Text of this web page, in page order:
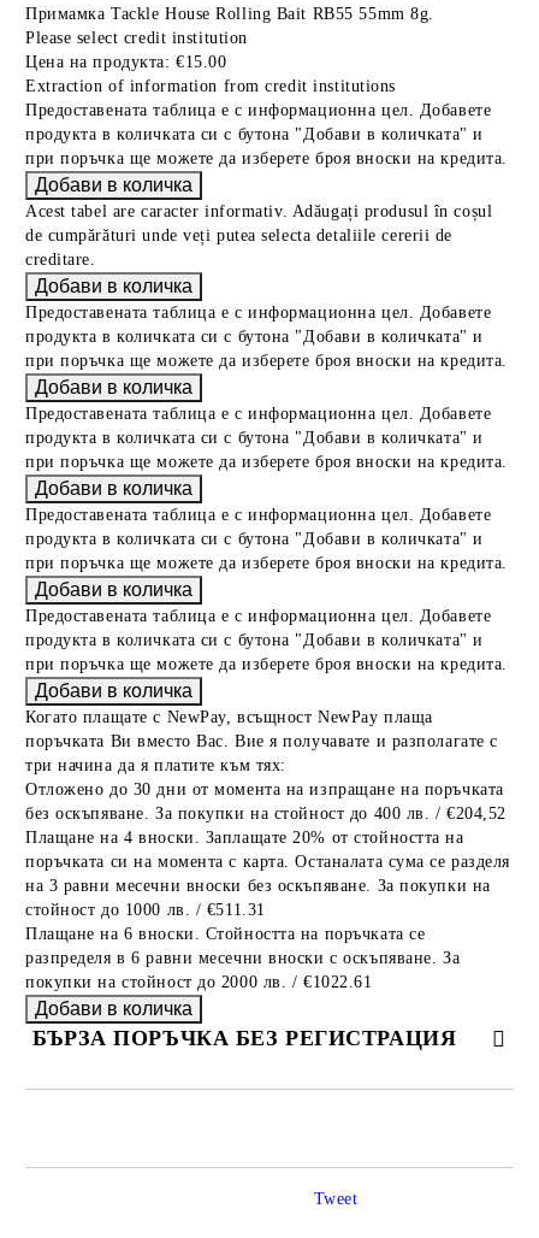
Примамка Tackle House Rolling Bait RB55 55mm 8g.
Please select credit institution
Цена на продукта: €15.00
Extraction of information from credit institutions
Предоставената таблица е с информационна цел. Добавете
продукта в количката си с бутона "Добави в количката" и
при поръчка ще можете да изберете броя вноски на кредита.
Acest tabel are caracter informativ. Adăugați produsul în coșul
de cumpărături unde veți putea selecta detaliile cererii de
creditare.
Предоставената таблица е с информационна цел. Добавете
продукта в количката си с бутона "Добави в количката" и
при поръчка ще можете да изберете броя вноски на кредита.
Предоставената таблица е с информационна цел. Добавете
продукта в количката си с бутона "Добави в количката" и
при поръчка ще можете да изберете броя вноски на кредита.
Предоставената таблица е с информационна цел. Добавете
продукта в количката си с бутона "Добави в количката" и
при поръчка ще можете да изберете броя вноски на кредита.
Предоставената таблица е с информационна цел. Добавете
продукта в количката си с бутона "Добави в количката" и
при поръчка ще можете да изберете броя вноски на кредита.
Когато плащате с NewPay, всъщност NewPay плаща
поръчката Ви вместо Вас. Вие я получавате и разполагате с
три начина да я платите към тях:
Отложено до 30 дни от момента на изпращане на поръчката
без оскъпяване. За покупки на стойност до 400 лв. / €204,52
Плащане на 4 вноски. Заплащате 20% от стойността на
поръчката си на момента с карта. Останалата сума се разделя
на 3 равни месечни вноски без оскъпяване. За покупки на
стойност до 1000 лв. / €511.31
Плащане на 6 вноски. Стойността на поръчката се
разпределя в 6 равни месечни вноски с оскъпяване. За
покупки на стойност до 2000 лв. / €1022.61
БЪРЗА ПОРЪЧКА БЕЗ РЕГИСТРАЦИЯ
Tweet